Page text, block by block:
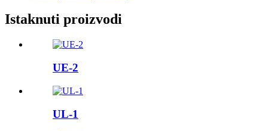
Istaknuti proizvodi
UE-2
UL-1